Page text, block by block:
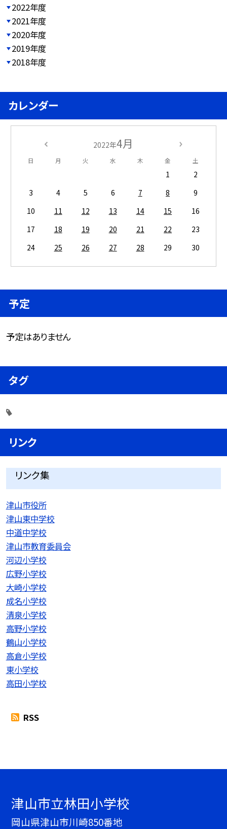
2022年度
2021年度
2020年度
2019年度
2018年度
カレンダー
2022年4月
日 月 火 水 木 金 土
1
2
3
4 5 6 7 8
9
10
11 12 13 14 15
16
17
18 19 20 21 22
23
24
25 26 27 28 29 30
予定
予定はありません
タグ
リンク
リンク集
津山市役所
津山東中学校
中道中学校
津山市教育委員会
河辺小学校
広野小学校
大崎小学校
成名小学校
清泉小学校
高野小学校
鶴山小学校
高倉小学校
東小学校
高田小学校
RSS
津山市立林田小学校
岡山県津山市川崎850番地